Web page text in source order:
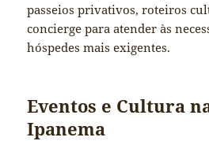
passeios privativos, roteiros
concierge para atender às
hóspedes mais exigentes.
Eventos e Cultura
Ipanema